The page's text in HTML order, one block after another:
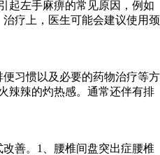
起左手麻痹的常见原因，例如
疗上，医生可能会建议使用颈
习惯以及必要的药物治疗等方
辣辣的灼热感。通常还伴有排
善。1、腰椎间盘突出症腰椎